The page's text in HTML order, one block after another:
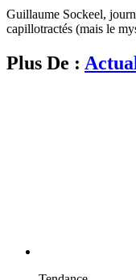
Guillaume Sockeel,
capillotractés (mais le
Plus De :